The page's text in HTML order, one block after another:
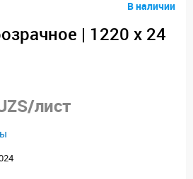
В наличии
| 1220 х 24
лист